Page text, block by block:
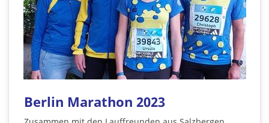
Berlin Marathon 2023